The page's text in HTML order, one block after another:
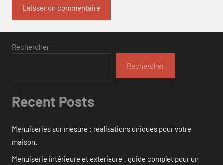
Rechercher
Rechercher
Recent Posts
Menuiseries sur mesure : réalisations uniques pour votre
maison.
Menuiserie intérieure et extérieure : guide complet pour un